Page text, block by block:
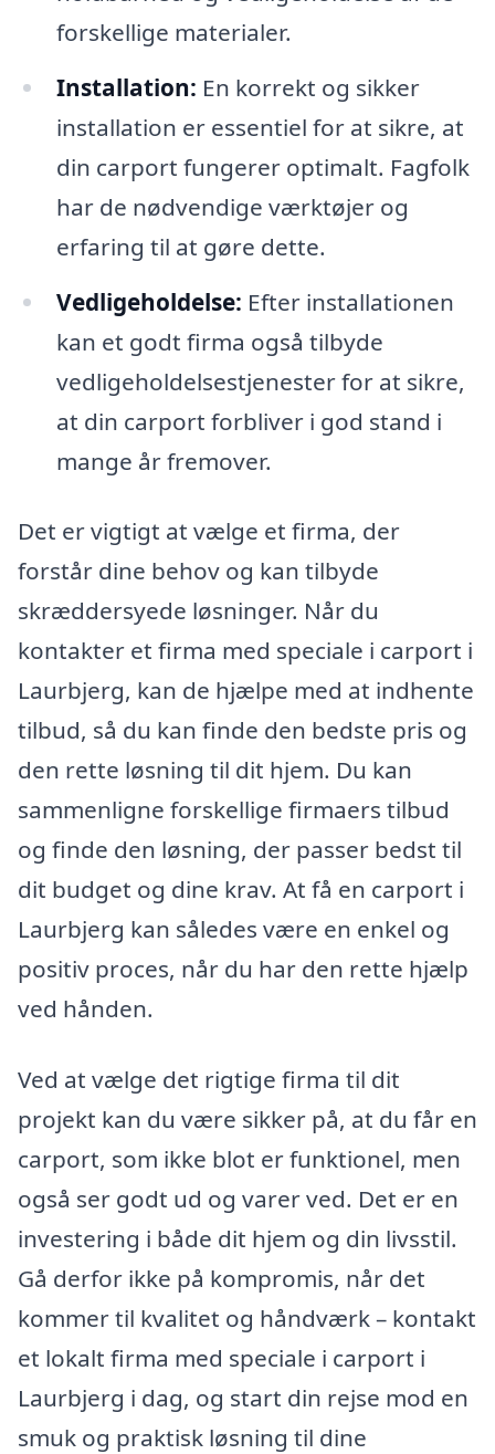
forskellige materialer.
Installation: En korrekt og sikker
installation er essentiel for at sikre, at
din carport fungerer optimalt. Fagfolk
har de nødvendige værktøjer og
erfaring til at gøre dette.
Vedligeholdelse: Efter installationen
kan et godt firma også tilbyde
vedligeholdelsestjenester for at sikre,
at din carport forbliver i god stand i
mange år fremover.
Det er vigtigt at vælge et firma, der
forstår dine behov og kan tilbyde
skræddersyede løsninger. Når du
kontakter et firma med speciale i carport i
Laurbjerg, kan de hjælpe med at indhente
tilbud, så du kan finde den bedste pris og
den rette løsning til dit hjem. Du kan
sammenligne forskellige firmaers tilbud
og finde den løsning, der passer bedst til
dit budget og dine krav. At få en carport i
Laurbjerg kan således være en enkel og
positiv proces, når du har den rette hjælp
ved hånden.
Ved at vælge det rigtige firma til dit
projekt kan du være sikker på, at du får en
carport, som ikke blot er funktionel, men
også ser godt ud og varer ved. Det er en
investering i både dit hjem og din livsstil.
Gå derfor ikke på kompromis, når det
kommer til kvalitet og håndværk – kontakt
et lokalt firma med speciale i carport i
Laurbjerg i dag, og start din rejse mod en
smuk og praktisk løsning til dine